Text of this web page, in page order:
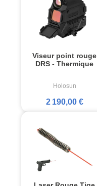
Viseur point rouge
DRS - Thermique
Holosun
2 190,00 €